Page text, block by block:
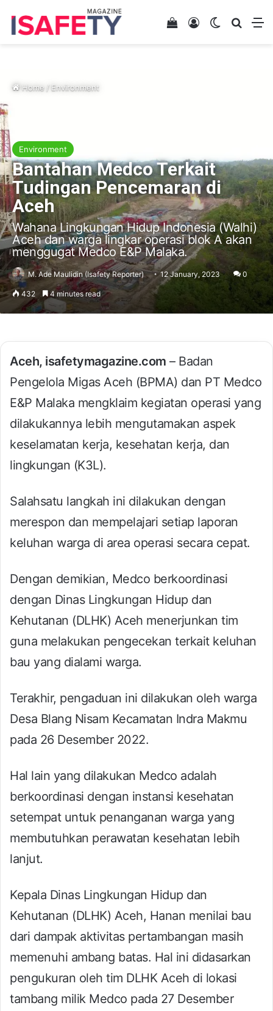
Switch skin
Log In
View your
Home/Environment
Environment
Bantahan Medco Terkait
Tudingan Pencemaran di
Aceh
Wahana Lingkungan Hidup Indonesia (Walhi)
Aceh dan warga lingkar operasi blok A akan
menggugat Medco E&P Malaka.
M. Ade Maulidin (Isafety Reporter) 12 January, 2023 0
432 4 minutes read
Aceh, isafetymagazine.com – Badan
Pengelola Migas Aceh (BPMA) dan PT Medco
E&P Malaka mengklaim kegiatan operasi yang
dilakukannya lebih mengutamakan aspek
keselamatan kerja, kesehatan kerja, dan
lingkungan (K3L).
Salahsatu langkah ini dilakukan dengan
merespon dan mempelajari setiap laporan
keluhan warga di area operasi secara cepat.
Dengan demikian, Medco berkoordinasi
dengan Dinas Lingkungan Hidup dan
Kehutanan (DLHK) Aceh menerjunkan tim
guna melakukan pengecekan terkait keluhan
bau yang dialami warga.
Terakhir, pengaduan ini dilakukan oleh warga
Desa Blang Nisam Kecamatan Indra Makmu
pada 26 Desember 2022.
Hal lain yang dilakukan Medco adalah
berkoordinasi dengan instansi kesehatan
setempat untuk penanganan warga yang
membutuhkan perawatan kesehatan lebih
lanjut.
Kepala Dinas Lingkungan Hidup dan
Kehutanan (DLHK) Aceh, Hanan menilai bau
dari dampak aktivitas pertambangan masih
memenuhi ambang batas. Hal ini didasarkan
pengukuran oleh tim DLHK Aceh di lokasi
tambang milik Medco pada 27 Desember